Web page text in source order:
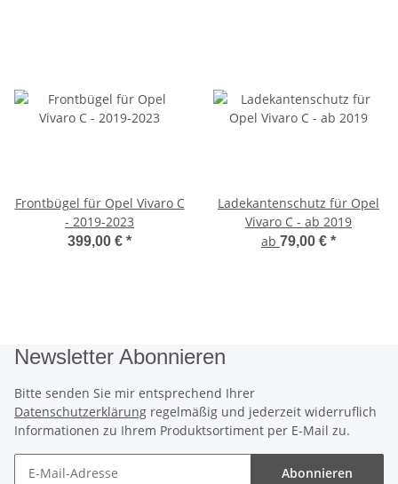
Frontbügel für Opel Vivaro C
- 2019-2023
399,00 € *
Ladekantenschutz für Opel
Vivaro C - ab 2019
ab 79,00 € *
Newsletter Abonnieren
Bitte senden Sie mir entsprechend Ihrer
Datenschutzerklärung regelmäßig und jederzeit widerruflich
Informationen zu Ihrem Produktsortiment per E-Mail zu.
Abonnieren